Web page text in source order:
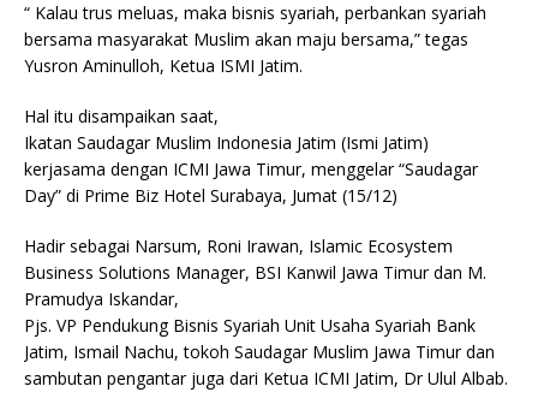
“ Kalau trus meluas, maka bisnis syariah, perbankan syariah
bersama masyarakat Muslim akan maju bersama,” tegas
Yusron Aminulloh, Ketua ISMI Jatim.
Hal itu disampaikan saat,
Ikatan Saudagar Muslim Indonesia Jatim (Ismi Jatim)
kerjasama dengan ICMI Jawa Timur, menggelar “Saudagar
Day” di Prime Biz Hotel Surabaya, Jumat (15/12)
Hadir sebagai Narsum, Roni Irawan, Islamic Ecosystem
Business Solutions Manager, BSI Kanwil Jawa Timur dan M.
Pramudya Iskandar,
Pjs. VP Pendukung Bisnis Syariah Unit Usaha Syariah Bank
Jatim, Ismail Nachu, tokoh Saudagar Muslim Jawa Timur dan
sambutan pengantar juga dari Ketua ICMI Jatim, Dr Ulul Albab.